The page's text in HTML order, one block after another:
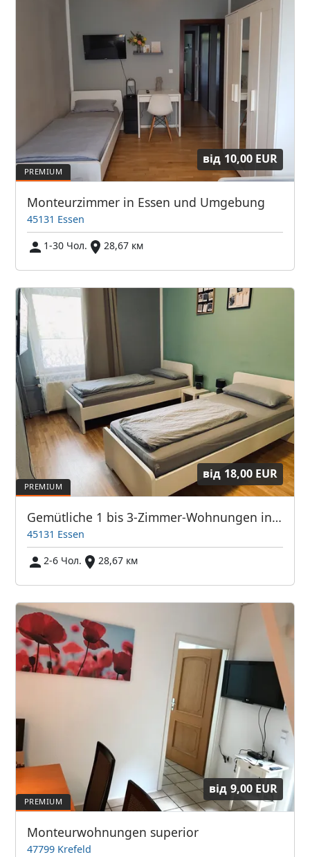
від 10,00 EUR
Monteurzimmer in Essen und Umgebung
45131 Essen
1-30 Чол.
28,67 км
від 18,00 EUR
Gemütliche 1 bis 3-Zimmer-Wohnungen in Essen Stadtmitte
45131 Essen
2-6 Чол.
28,67 км
від 9,00 EUR
Monteurwohnungen superior
47799 Krefeld